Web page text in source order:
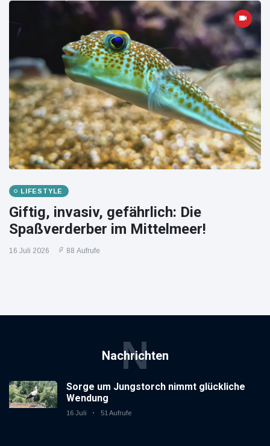
LIFESTYLE
Giftig, invasiv, gefährlich: Die
Spaßverderber im Mittelmeer!
16 Juli 2026 88 Aufrufe
Nachrichten
N
Sorge um Jungstorch nimmt glückliche
Wendung
16 Juli 51 Aufrufe